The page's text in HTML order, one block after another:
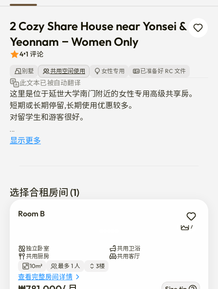
2 Cozy Share House near Yonsei &
Yeonnam – Women Only
4•1 评论
别墅 共用空间使用 女性专用 已准备好 RC 文件
此文本已被自动翻译
这里是位于延世大学南门附近的女性专用高级共享房。
短期或长期停留,长期使用优惠较多。
对留学生和游客很好。
📍延世大学步行5分钟，2号线延世大学、弘益大学之间
📍延禧洞美食店和咖啡厅的徒步圈（紫菜包饭、韩国烧烤
以外多数）
• 餐桌、抽屉、空调、洗衣机（可干燥）
• 煤气灶，冰箱，微波炉
• 高速WiFi
•卫生间:带过滤器的淋浴器、吹风机
显示更多
选择合租房间 (1)
Room B
7
独立卧室
共用卫浴
共用厨房
共用客厅
10m²
最多 1 人 3楼
查看完整房间详情